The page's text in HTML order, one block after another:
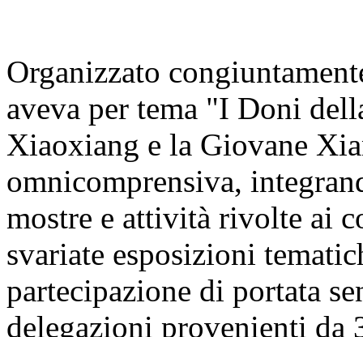
Organizzato
aveva per tema "I Doni
Xiaoxiang e la Giovane
omnicomprensiva,
mostre e attività rivolte ai
svariate esposizioni
partecipazione di portata
delegazioni provenienti da